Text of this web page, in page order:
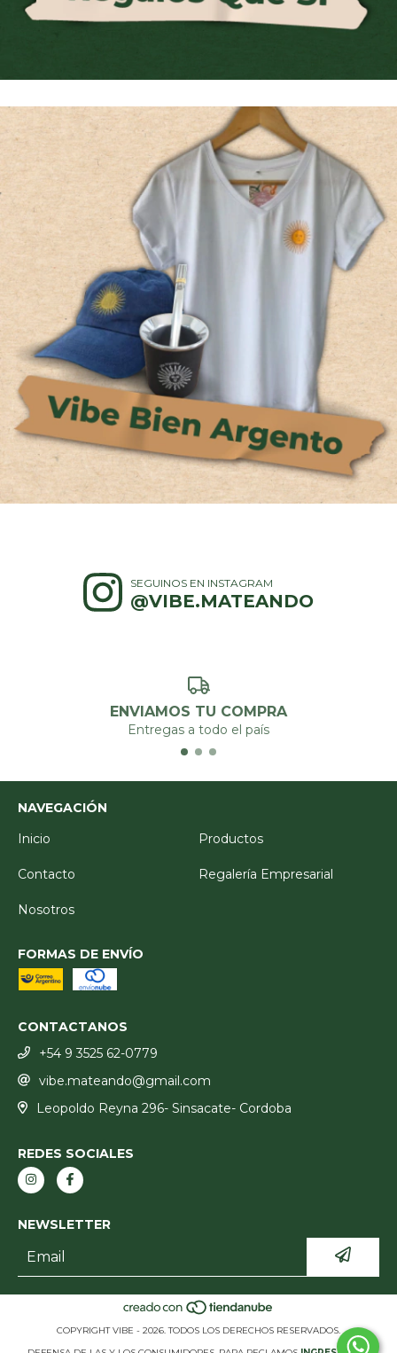
SEGUINOS EN INSTAGRAM
@VIBE.MATEANDO
ENVIAMOS TU COMPRA
Entregas a todo el país
NAVEGACIÓN
Inicio
Productos
Contacto Regalería Empresarial
Nosotros
FORMAS DE ENVÍO
CONTACTANOS
+54 9 3525 62-0779
vibe.mateando@gmail.com
Leopoldo Reyna 296- Sinsacate- Cordoba
REDES SOCIALES
NEWSLETTER
COPYRIGHT VIBE - 2026. TODOS LOS DERECHOS RESERVADOS.